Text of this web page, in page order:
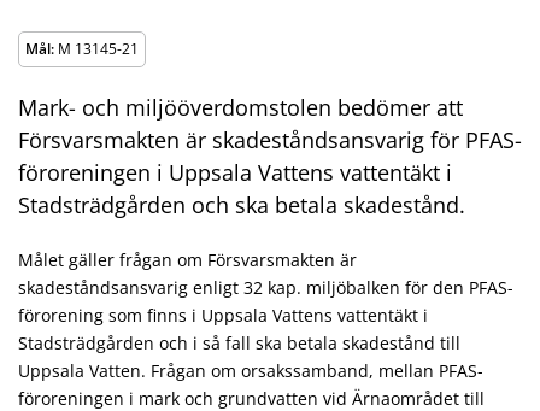
Mål: M 13145-21
Mark- och miljööverdomstolen bedömer att
Försvarsmakten är skadeståndsansvarig för PFAS-
föroreningen i Uppsala Vattens vattentäkt i
Stadsträdgården och ska betala skadestånd.
Målet gäller frågan om Försvarsmakten är
skadeståndsansvarig enligt 32 kap. miljöbalken för den PFAS-
förorening som finns i Uppsala Vattens vattentäkt i
Stadsträdgården och i så fall ska betala skadestånd till
Uppsala Vatten. Frågan om orsakssamband, mellan PFAS-
föroreningen i mark och grundvatten vid Ärnaområdet till